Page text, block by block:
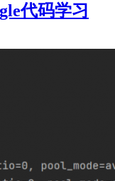
代码学习